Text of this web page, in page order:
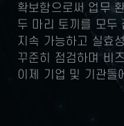
확보함으로써 업무
두 마리 토끼를 모두
지속 가능하고 실효
꾸준히 점검하며 비
이제 기업 및 기관들